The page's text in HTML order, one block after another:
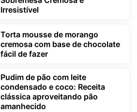
Irresistível
Torta mousse de morango
cremosa com base de chocolate
fácil de fazer
Pudim de pão com leite
condensado e coco: Receita
clássica aproveitando pão
amanhecido